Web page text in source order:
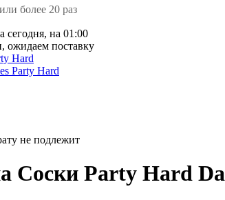
более 20 раз
сегодня, на 01:00
ожидаем поставку
Hard
Party Hard
не подлежит
Cоски Party Hard